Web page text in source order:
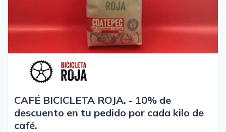
CAFÉ BICICLETA ROJA. - 10% de
descuento en tu pedido por cada kilo de
café.